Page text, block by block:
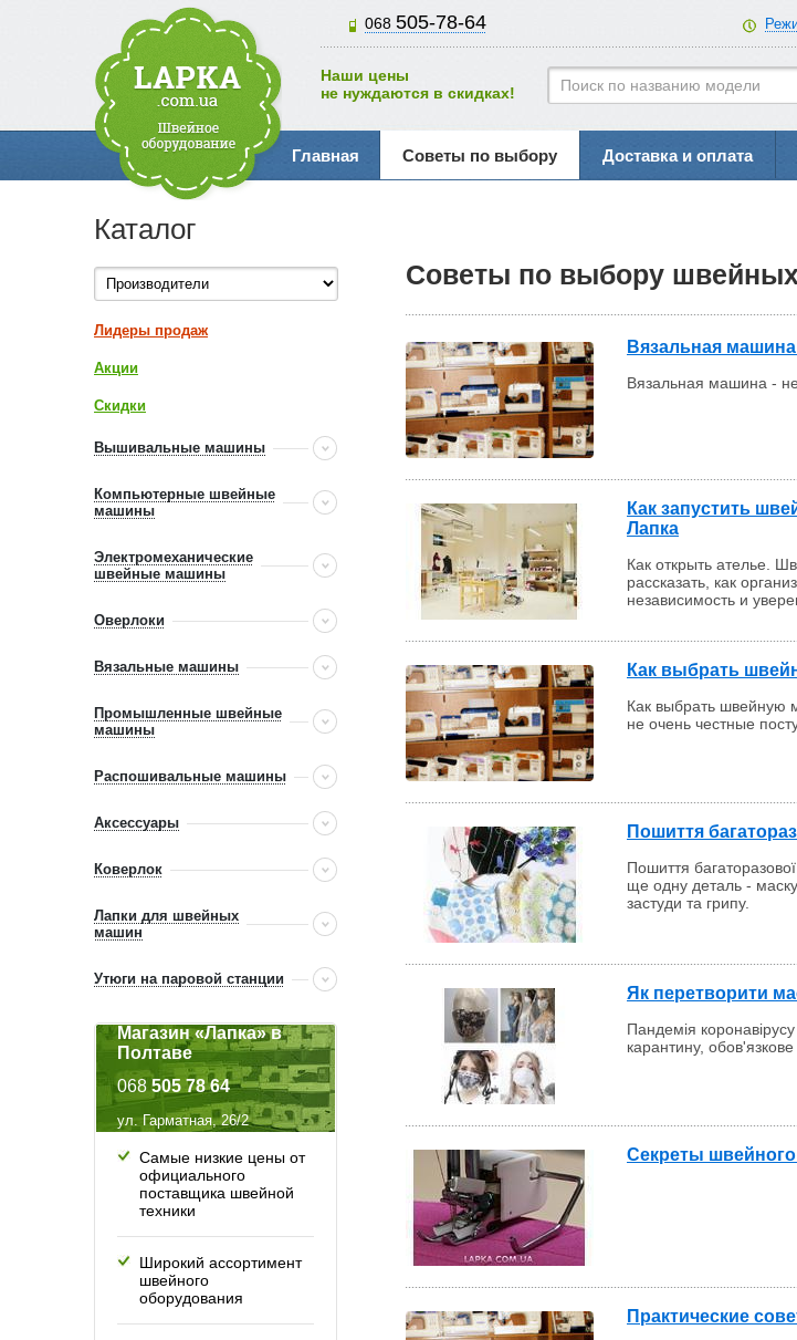
068 505-78-64
Наши цены
не нуждаются в скидках!
Главная Советы по выбору Доставка и оплата
Советы по выбору
Вязальная
Вязальная машина -
Как запустить
Лапка
Как открыть ателье.
рассказать, как
независимость и
Как выбрать
Как выбрать швейную
не очень честные
Пошиття
Пошиття
ще одну деталь -
застуди та грипу.
Як перетворити
Пандемія
карантину, обов'язкове
Секреты
Практические
Каталог
Лидеры продаж
Акции
Скидки
Вышивальные машины
Компьютерные швейные
машины
Электромеханические
швейные машины
Оверлоки
Вязальные машины
Промышленные швейные
машины
Распошивальные машины
Аксессуары
Коверлок
Лапки для швейных
машин
Утюги на паровой станции
Магазин «Лапка» в
Полтаве
068 505 78 64
ул. Гарматная, 26/2
Самые низкие цены от
официального
поставщика швейной
техники
Широкий ассортимент
швейного
оборудования